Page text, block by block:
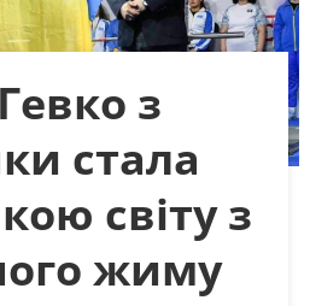
з
стала
світу з
жиму